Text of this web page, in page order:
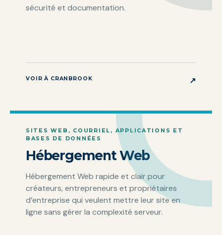
sécurité et documentation.
VOIR À CRANBROOK ↗
SITES WEB, COURRIEL, APPLICATIONS ET
BASES DE DONNÉES
Hébergement Web
Hébergement Web rapide et clair pour
créateurs, entrepreneurs et propriétaires
d’entreprise qui veulent mettre leur site en
ligne sans gérer la complexité serveur.